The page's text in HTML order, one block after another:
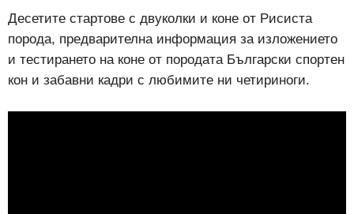
Десетите стартове с двуколки и коне от Рисиста
порода, предварителна информация за изложението
и тестирането на коне от породата Български спортен
кон и забавни кадри с любимите ни четириноги.